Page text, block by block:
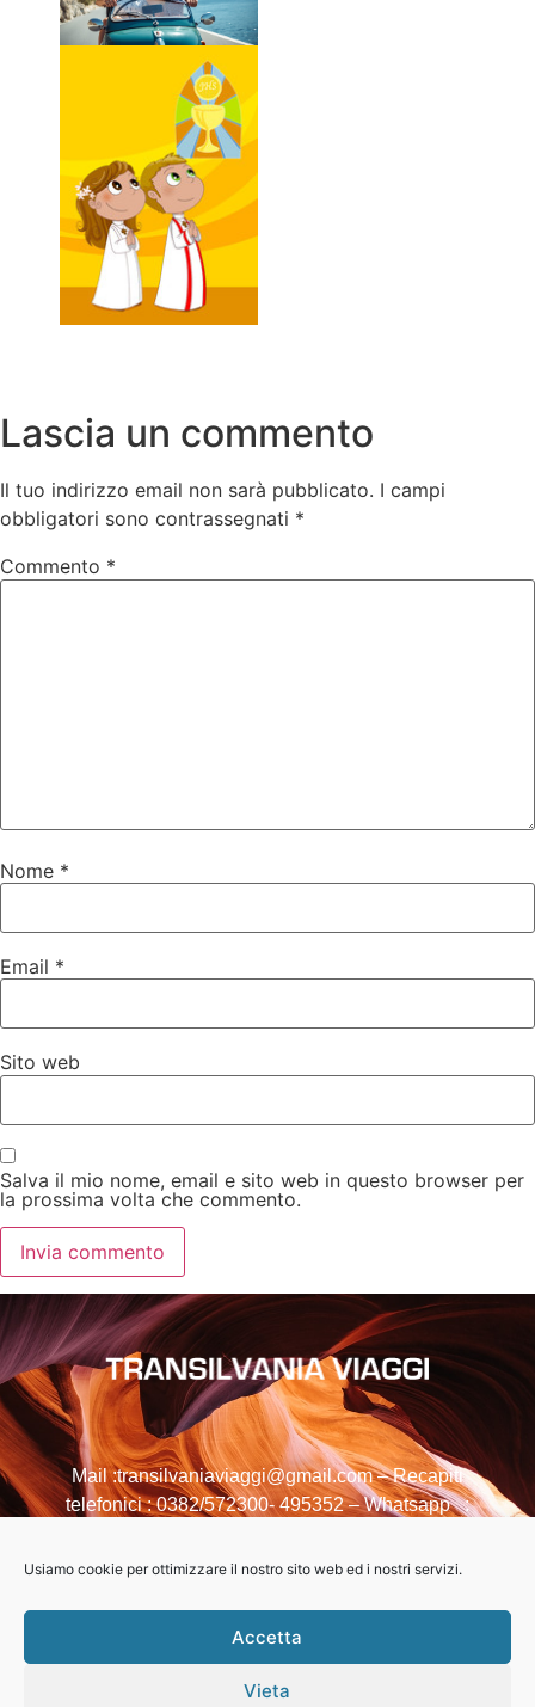
Usiamo cookie per ottimizzare il nostro sito web ed i nostri servizi.
Accetta
Vieta
Lascia un commento
Il tuo indirizzo email non sarà pubblicato. I campi
obbligatori sono contrassegnati *
Commento *
Nome *
Email *
Sito web
Salva il mio nome, email e sito web in questo browser per
la prossima volta che commento.
Mail :transilvaniaviaggi@gmail.com – Recapiti
telefonici : 0382/572300- 495352 – Whatsapp :